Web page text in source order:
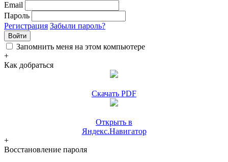
Email
Пароль
Регистрация Забыли пароль?
Войти
Запомнить меня на этом компьютере
+
Как добраться
Скачать PDF
Открыть в
Яндекс.Навигатор
+
Восстановление пароля